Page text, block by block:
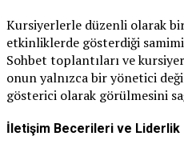
Kursiyerlerle düzenli olarak
etkinliklerde gösterdiği
Sohbet toplantıları ve
onun yalnızca bir yönetici
gösterici olarak görülmesini
İletişim Becerileri ve Liderlik